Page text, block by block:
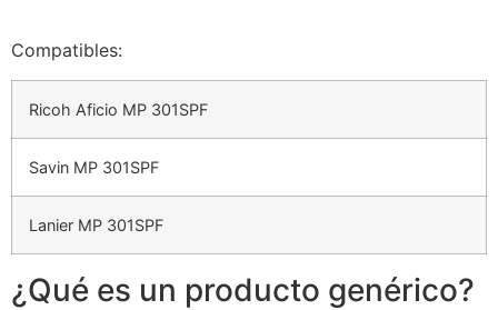
Compatibles:
Ricoh Aficio MP 301SPF
Savin MP 301SPF
Lanier MP 301SPF
¿Qué es un producto genérico?